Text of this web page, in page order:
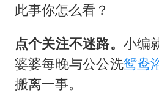
此事你怎么看？
点个关注不迷路。 小编
婆婆每晚与公公洗鸳鸯
搬离一事。